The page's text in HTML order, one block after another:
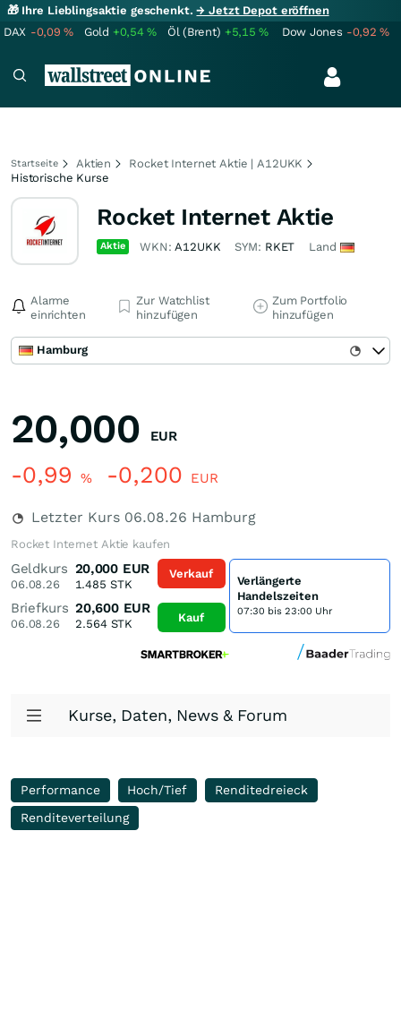
🎁 Ihre Lieblingsaktie geschenkt.→ Jetzt Depot eröffnen
DAX -0,09% Gold +0,54% Öl (Brent) +5,15% Dow Jones -0,92%
Startseite Aktien
Rocket Internet Aktie | A12UKK
Historische Kurse
Rocket Internet Aktie
Aktie WKN:A12UKK SYM: RKET Land
Alarme
einrichten
Zur Watchlist
hinzufügen
Zum Portfolio
hinzufügen
Hamburg
20,000 EUR
-0,99 % -0,200 EUR
Letzter Kurs 06.08.26 Hamburg
Rocket Internet Aktie kaufen
Geldkurs
06.08.26
20,000 EUR
1.485 STK
Briefkurs
06.08.26
20,600 EUR
2.564STK
Verkauf
Kauf
Verlängerte
Handelszeiten
07:30 bis 23:00 Uhr
Kurse, Daten, News & Forum
Performance Hoch/Tief
Renditedreieck
Renditeverteilung